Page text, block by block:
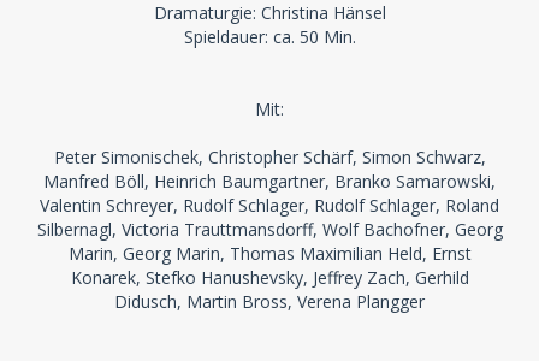
Dramaturgie: Christina Hänsel
Spieldauer: ca. 50 Min.
Mit:
Peter Simonischek, Christopher Schärf, Simon Schwarz,
Manfred Böll, Heinrich Baumgartner, Branko Samarowski,
Valentin Schreyer, Rudolf Schlager, Rudolf Schlager, Roland
Silbernagl, Victoria Trauttmansdorff, Wolf Bachofner, Georg
Marin, Georg Marin, Thomas Maximilian Held, Ernst
Konarek, Stefko Hanushevsky, Jeffrey Zach, Gerhild
Didusch, Martin Bross, Verena Plangger